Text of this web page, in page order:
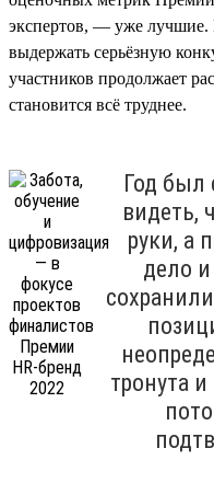
экспертов, — уже лучшие.
выдержать серьёзную
участников продолжает
становится всё труднее.
Год был
видеть,
руки, а
дело
тронута